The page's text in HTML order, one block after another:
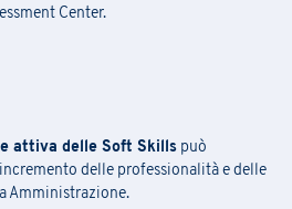
Center.
attiva delle Soft Skills può
delle professionalità e delle
Amministrazione.